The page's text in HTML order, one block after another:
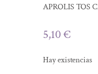
APROLIS TOS
5,10€
Hay existencias